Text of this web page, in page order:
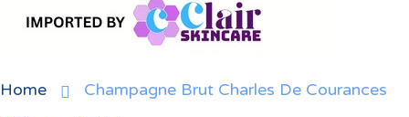
Home Champagne Brut Charles De Courances